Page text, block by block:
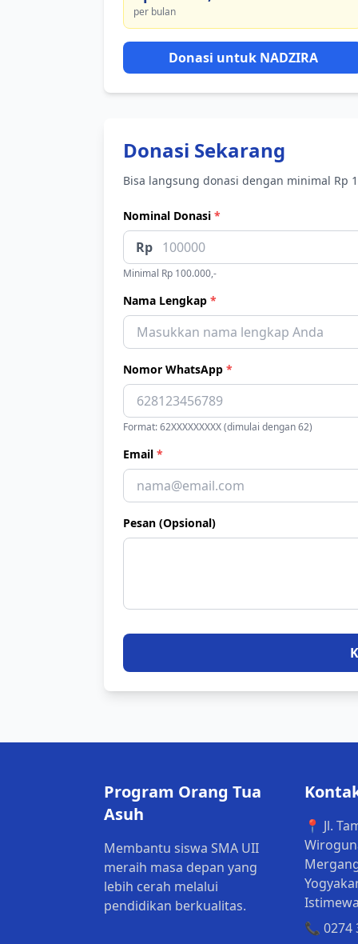
per bulan
Donasi untuk NADZIRA
Donasi Sekarang
Bisa langsung donasi dengan minimal Rp
Nominal Donasi *
Rp
Minimal Rp 100.000,-
Nama Lengkap *
Nomor WhatsApp *
Format: 62XXXXXXXXX (dimulai dengan 62)
Email *
Pesan (Opsional)
Program Orang Tua
Asuh
Membantu siswa SMA UII
meraih masa depan yang
lebih cerah melalui
pendidikan berkualitas.
📍 Jl.
📞 0274